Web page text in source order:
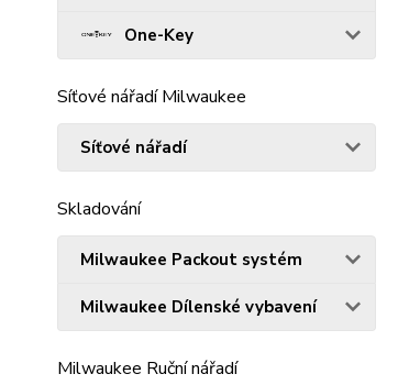
One-Key
Síťové nářadí Milwaukee
Síťové nářadí
Skladování
Milwaukee Packout systém
Milwaukee Dílenské vybavení
Milwaukee Ruční nářadí